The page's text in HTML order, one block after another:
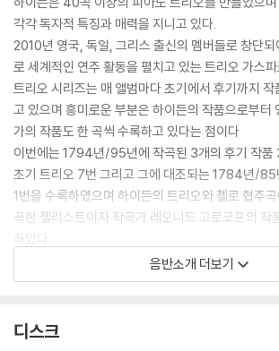
각각 독자적 특징과 매력을 지니고 있다.
2010년 영국, 독일, 그리스 출신의 멤버들로 창단되
로 세계적인 연주 활동을 펼치고 있는 트리오 가스
트리오 시리즈는 매 앨범마다 초기에서 후기까지
고 있으며 흥미로운 부분은 하이든의 작품으로부터
가의 작품도 한 곡씩 수록하고 있다는 점이다
이번에는 1794년/95년에 작곡된 3개의 후기 작
초기 트리오 7번 그리고 그에 대조되는 1784년/85
1번을 수록하였으며 하이든의 트리오와 첼로 협주
곡한 첼리스트이자 작곡가 레오니드 고로코프의 작
하였다.
“… Liveliness and spontaneity are
음반소개 더보기
디스크